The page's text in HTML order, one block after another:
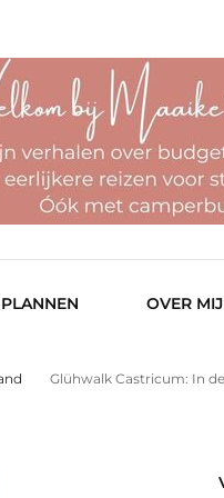
OVER MIJ
Glühwalk Castricum: In